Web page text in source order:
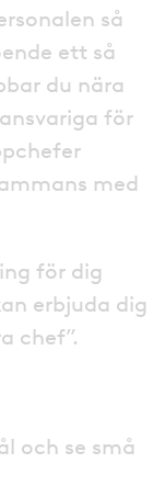
så
ett så
du nära
för
med
för dig
erbjuda dig
chef”.
och se små